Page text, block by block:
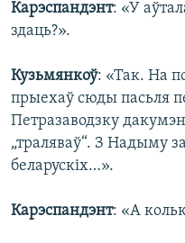
Карэспандэнт: «У
здаць?».
Кузьмянкоў: «Так. На
прыехаў сюды пасьля
Петразаводзку
„траляваў“. З Надыму
беларускіх…».
Карэспандэнт: «А